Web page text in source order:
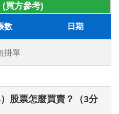
(買方參考)
數 日期
掛單
股票怎麼買賣？（3分